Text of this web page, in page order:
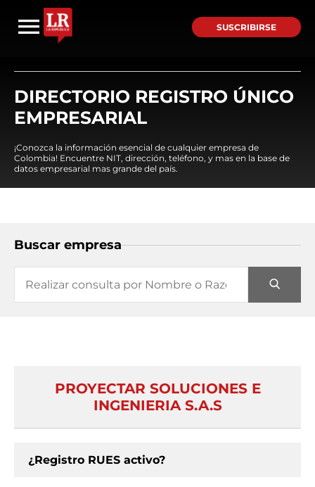
SUSCRIBIRSE
DIRECTORIO REGISTRO ÚNICO
EMPRESARIAL
¡Conozca la información esencial de cualquier empresa de
Colombia! Encuentre NIT, dirección, teléfono, y mas en la base de
datos empresarial mas grande del país.
Buscar empresa
PROYECTAR SOLUCIONES E
INGENIERIA S.A.S
¿Registro RUES activo?